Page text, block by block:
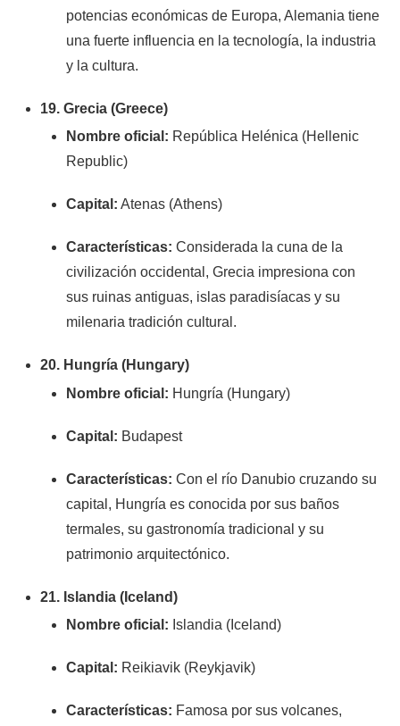
potencias económicas de Europa, Alemania tiene
una fuerte influencia en la tecnología, la industria
y la cultura.
19. Grecia (Greece)
Nombre oficial: República Helénica (Hellenic
Republic)
Capital: Atenas (Athens)
Características: Considerada la cuna de la
civilización occidental, Grecia impresiona con
sus ruinas antiguas, islas paradisíacas y su
milenaria tradición cultural.
20. Hungría (Hungary)
Nombre oficial: Hungría (Hungary)
Capital: Budapest
Características: Con el río Danubio cruzando su
capital, Hungría es conocida por sus baños
termales, su gastronomía tradicional y su
patrimonio arquitectónico.
21. Islandia (Iceland)
Nombre oficial: Islandia (Iceland)
Capital: Reikiavik (Reykjavik)
Características: Famosa por sus volcanes,